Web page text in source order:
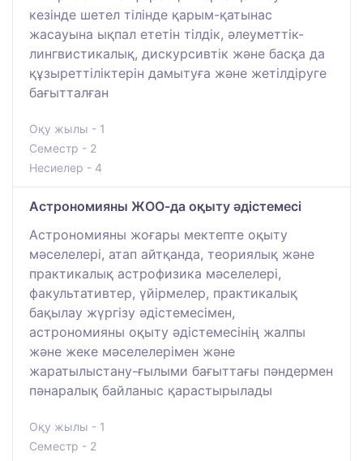
кезінде шетел тілінде қарым-қатынас
жасауына ықпал ететін тілдік, әлеуметтік-
лингвистикалық, дискурсивтік және басқа да
құзыреттіліктерін дамытуға және жетілдіруге
бағытталған
Оқу жылы - 1
Семестр - 2
Несиелер - 4
Астрономияны ЖОО-да оқыту әдістемесі
Астрономияны жоғары мектепте оқыту
мәселелері, атап айтқанда, теориялық және
практикалық астрофизика мәселелері,
факультативтер, үйірмелер, практикалық
бақылау жүргізу әдістемесімен,
астрономияны оқыту әдістемесінің жалпы
және жеке мәселелерімен және
жаратылыстану-ғылыми бағыттағы пәндермен
пәнаралық байланыс қарастырылады
Оқу жылы - 1
Семестр - 2